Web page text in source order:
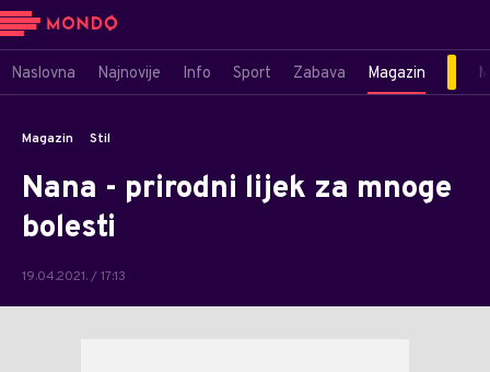
Naslovna Najnovije Info Sport Zabava Magazin
Magazin Stil
Nana - prirodni lijek za mnoge
bolesti
19.04.2021. / 17:13